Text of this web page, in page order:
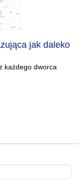
jak daleko
każdego dworca